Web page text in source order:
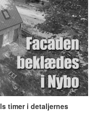
timer i detaljernes